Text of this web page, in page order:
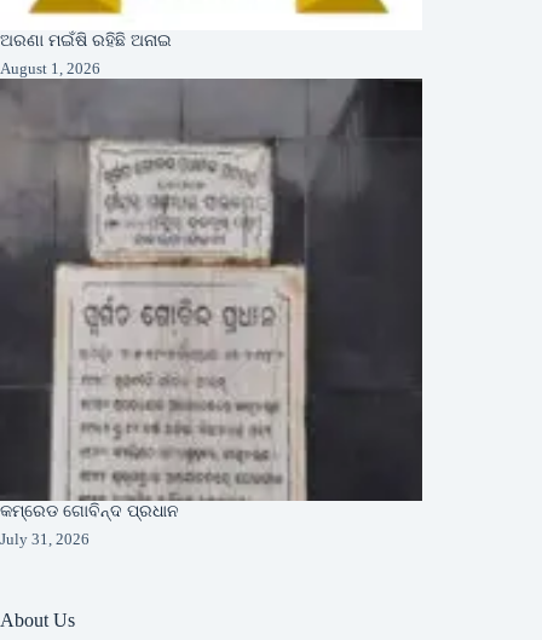
ଅରଣା ମଇଁଷି ରହିଛି ଅନାଇ
August 1, 2026
କମ୍ରେଡ ଗୋବିନ୍ଦ ପ୍ରଧାନ
July 31, 2026
About Us